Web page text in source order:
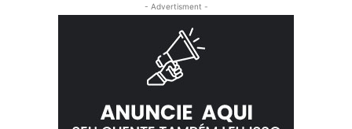
- Advertisment -